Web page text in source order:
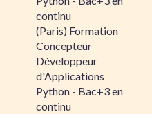
continu
(Paris) Formation
Concepteur
Développeur
d'Applications
Python - Bac+3 en
continu